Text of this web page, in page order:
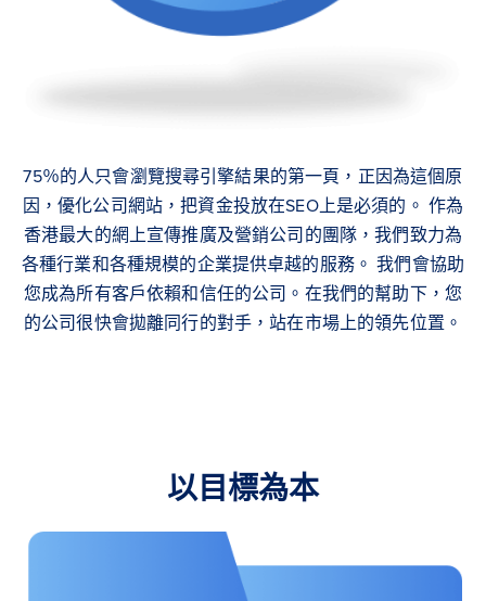
75％的人只會瀏覽搜尋引擎結果的第一頁，正因為這個原
因，優化公司網站，把資金投放在SEO上是必須的。 作為
香港最大的網上宣傳推廣及營銷公司的團隊，我們致力為
各種行業和各種規模的企業提供卓越的服務。 我們會協助
您成為所有客戶依賴和信任的公司。在我們的幫助下，您
的公司很快會拋離同行的對手，站在市場上的領先位置。
以目標為本